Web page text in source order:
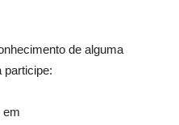
de alguma
participe:
em